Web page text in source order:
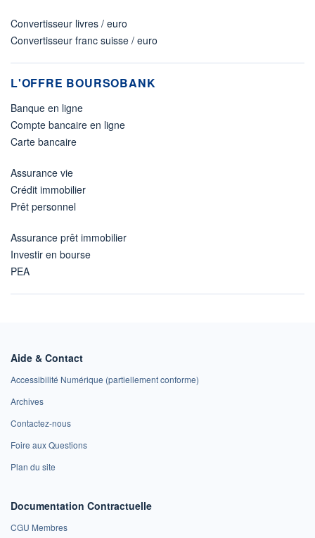
Convertisseur livres / euro
Convertisseur franc suisse / euro
L'OFFRE BOURSOBANK
Banque en ligne
Compte bancaire en ligne
Carte bancaire
Assurance vie
Crédit immobilier
Prêt personnel
Assurance prêt immobilier
Investir en bourse
PEA
Aide & Contact
Accessibilité Numérique (partiellement conforme)
Archives
Contactez-nous
Foire aux Questions
Plan du site
Documentation Contractuelle
CGU Membres